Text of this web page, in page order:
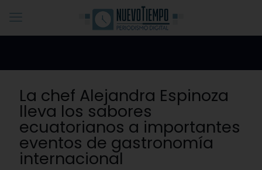
La chef Alejandra Espinoza
lleva los sabores
ecuatorianos a importantes
eventos de gastronomía
internacional